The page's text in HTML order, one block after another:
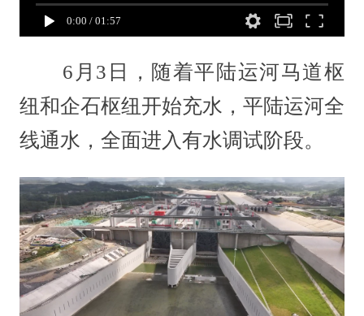
0:00 / 01:57
6月3日，随着平陆运河马道枢
纽和企石枢纽开始充水，平陆运河全
线通水，全面进入有水调试阶段。